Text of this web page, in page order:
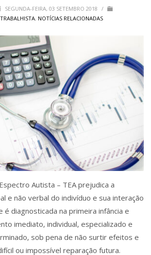
SEGUNDA-FEIRA, 03 SETEMBRO 2018 /
, NOTÍCIAS RELACIONADAS
Autista – TEA prejudica a
e não verbal do indivíduo e sua interação
é diagnosticada na primeira infância e
imediato, individual, especializado e
sob pena de não surtir efeitos e
ou impossível reparação futura.